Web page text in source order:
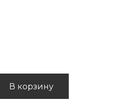
В корзину